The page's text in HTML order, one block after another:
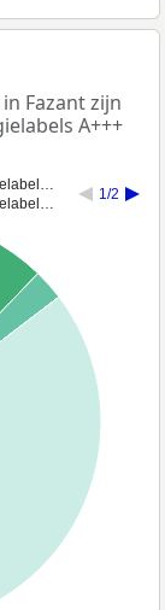
Fazant zijn
A+++
1/2